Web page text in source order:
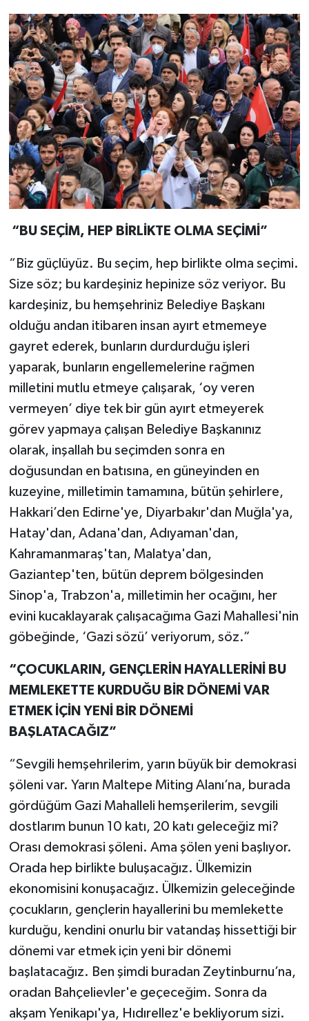
“BU SEÇİM, HEP BİRLİKTE OLMA SEÇİMİ”
“Biz güçlüyüz. Bu seçim, hep birlikte olma seçimi.
Size söz; bu kardeşiniz hepinize söz veriyor. Bu
kardeşiniz, bu hemşehriniz Belediye Başkanı
olduğu andan itibaren insan ayırt etmemeye
gayret ederek, bunların durdurduğu işleri
yaparak, bunların engellemelerine rağmen
milletini mutlu etmeye çalışarak, ‘oy veren
vermeyen’ diye tek bir gün ayırt etmeyerek
görev yapmaya çalışan Belediye Başkanınız
olarak, inşallah bu seçimden sonra en
doğusundan en batısına, en güneyinden en
kuzeyine, milletimin tamamına, bütün şehirlere,
Hakkari’den Edirne'ye, Diyarbakır'dan Muğla'ya,
Hatay'dan, Adana'dan, Adıyaman'dan,
Kahramanmaraş'tan, Malatya'dan,
Gaziantep'ten, bütün deprem bölgesinden
Sinop'a, Trabzon'a, milletimin her ocağını, her
evini kucaklayarak çalışacağıma Gazi Mahallesi'nin
göbeğinde, ‘Gazi sözü’ veriyorum, söz.”
“ÇOCUKLARIN, GENÇLERİN HAYALLERİNİ BU
MEMLEKETTE KURDUĞU BİR DÖNEMİ VAR
ETMEK İÇİN YENİ BİR DÖNEMİ
BAŞLATACAĞIZ”
“Sevgili hemşehrilerim, yarın büyük bir demokrasi
şöleni var. Yarın Maltepe Miting Alanı’na, burada
gördüğüm Gazi Mahalleli hemşerilerim, sevgili
dostlarım bunun 10 katı, 20 katı geleceğiz mi?
Orası demokrasi şöleni. Ama şölen yeni başlıyor.
Orada hep birlikte buluşacağız. Ülkemizin
ekonomisini konuşacağız. Ülkemizin geleceğinde
çocukların, gençlerin hayallerini bu memlekette
kurduğu, kendini onurlu bir vatandaş hissettiği bir
dönemi var etmek için yeni bir dönemi
başlatacağız. Ben şimdi buradan Zeytinburnu’na,
oradan Bahçelievler'e geçeceğim. Sonra da
akşam Yenikapı'ya, Hıdırellez'e bekliyorum sizi.